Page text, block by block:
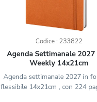
Codice : 233822
Agenda Settimanale 2027
Weekly 14x21cm
Agenda settimanale 2027 in
flessibile 14x21cm , con 224